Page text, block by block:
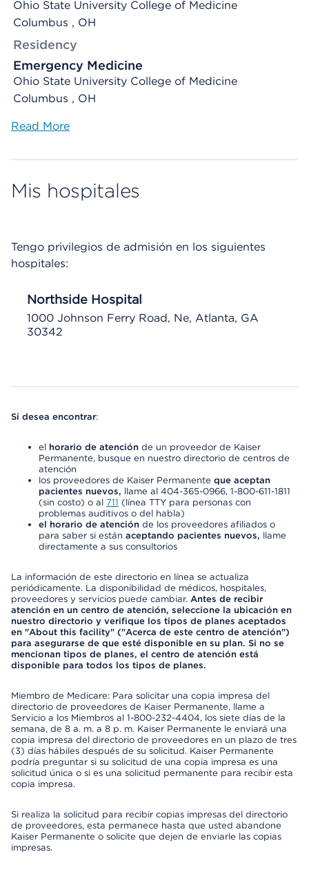
Ohio State University College of Medicine
Columbus , OH
Residency
Emergency Medicine
Ohio State University College of Medicine
Columbus , OH
Read More
Mis hospitales
Tengo privilegios de admisión en los siguientes
hospitales:
Northside Hospital
1000 Johnson Ferry Road, Ne, Atlanta, GA
30342
Si desea encontrar:
el horario de atención de un proveedor de Kaiser
Permanente, busque en nuestro directorio de centros de
atención
los proveedores de Kaiser Permanente que aceptan
pacientes nuevos, llame al 404-365-0966, 1-800-611-1811
(sin costo) o al 711 (línea TTY para personas con
problemas auditivos o del habla)
el horario de atención de los proveedores afiliados o
para saber si están aceptando pacientes nuevos, llame
directamente a sus consultorios
La información de este directorio en línea se actualiza
periódicamente. La disponibilidad de médicos, hospitales,
proveedores y servicios puede cambiar. Antes de recibir
atención en un centro de atención, seleccione la ubicación en
nuestro directorio y verifique los tipos de planes aceptados
en "About this facility" ("Acerca de este centro de atención")
para asegurarse de que esté disponible en su plan. Si no se
mencionan tipos de planes, el centro de atención está
disponible para todos los tipos de planes.
Miembro de Medicare: Para solicitar una copia impresa del
directorio de proveedores de Kaiser Permanente, llame a
Servicio a los Miembros al 1-800-232-4404, los siete días de la
semana, de 8 a. m. a 8 p. m. Kaiser Permanente le enviará una
copia impresa del directorio de proveedores en un plazo de tres
(3) días hábiles después de su solicitud. Kaiser Permanente
podría preguntar si su solicitud de una copia impresa es una
solicitud única o si es una solicitud permanente para recibir esta
copia impresa.
Si realiza la solicitud para recibir copias impresas del directorio
de proveedores, esta permanece hasta que usted abandone
Kaiser Permanente o solicite que dejen de enviarle las copias
impresas.